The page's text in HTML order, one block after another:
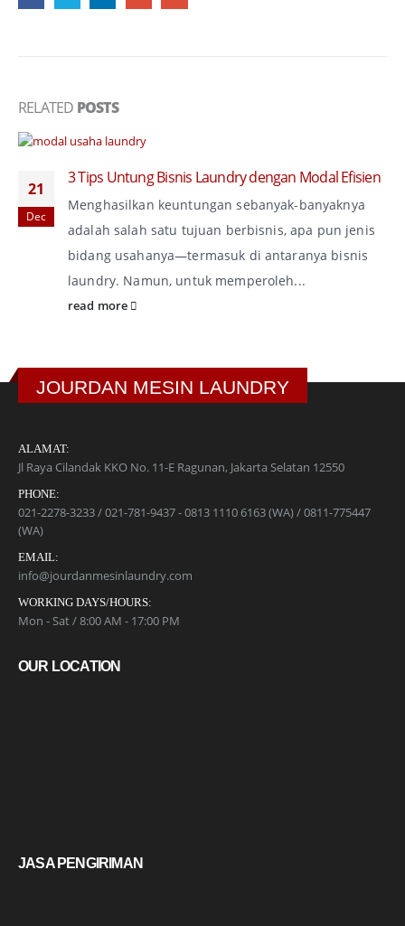
RELATED POSTS
21
Dec
3 Tips Untung Bisnis Laundry dengan Modal Efisien
Menghasilkan keuntungan sebanyak-banyaknya
adalah salah satu tujuan berbisnis, apa pun jenis
bidang usahanya—termasuk di antaranya bisnis
laundry. Namun, untuk memperoleh...
read more
JOURDAN MESIN LAUNDRY
ALAMAT:
Jl Raya Cilandak KKO No. 11-E Ragunan, Jakarta Selatan 12550
PHONE:
021-2278-3233 / 021-781-9437 - 0813 1110 6163 (WA) / 0811-775447
(WA)
EMAIL:
info@jourdanmesinlaundry.com
WORKING DAYS/HOURS:
Mon - Sat / 8:00 AM - 17:00 PM
OUR LOCATION
JASA PENGIRIMAN